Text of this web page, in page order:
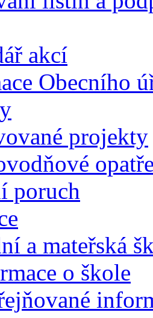
akcí
Obecního
projekty
poruch
a mateřská
o škole